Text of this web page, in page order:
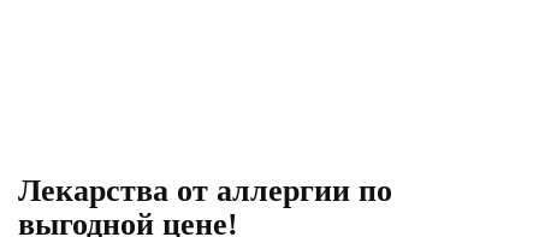
Лекарства от аллергии по
выгодной цене!